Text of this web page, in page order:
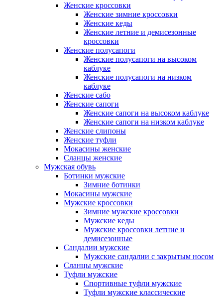
Женские кроссовки
Женские зимние кроссовки
Женские кеды
Женские летние и демисезонные
кроссовки
Женские полусапоги
Женские полусапоги на высоком
каблуке
Женские полусапоги на низком
каблуке
Женские сабо
Женские сапоги
Женские сапоги на высоком каблуке
Женские сапоги на низком каблуке
Женские слипоны
Женские туфли
Мокасины женские
Сланцы женские
Мужская обувь
Ботинки мужские
Зимние ботинки
Мокасины мужские
Мужские кроссовки
Зимние мужские кроссовки
Мужские кеды
Мужские кроссовки летние и
демисезонные
Сандалии мужские
Мужские сандалии с закрытым носом
Сланцы мужские
Туфли мужские
Спортивные туфли мужские
Туфли мужские классические